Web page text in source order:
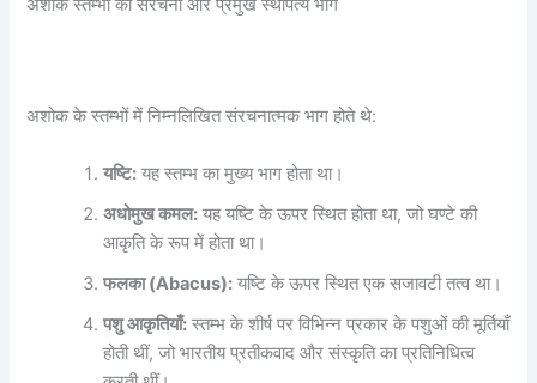
अशोक स्तम्भों की संरचना और प्रमुख स्थापत्य भाग
अशोक के स्तम्भों में निम्नलिखित संरचनात्मक भाग होते थे:
यष्टि: यह स्तम्भ का मुख्य भाग होता था।
अधोमुख कमल: यह यष्टि के ऊपर स्थित होता था, जो घण्टे की
आकृति के रूप में होता था।
फलका (Abacus): यष्टि के ऊपर स्थित एक सजावटी तत्व था।
पशु आकृतियाँ: स्तम्भ के शीर्ष पर विभिन्न प्रकार के पशुओं की मूर्तियाँ
होती थीं, जो भारतीय प्रतीकवाद और संस्कृति का प्रतिनिधित्व